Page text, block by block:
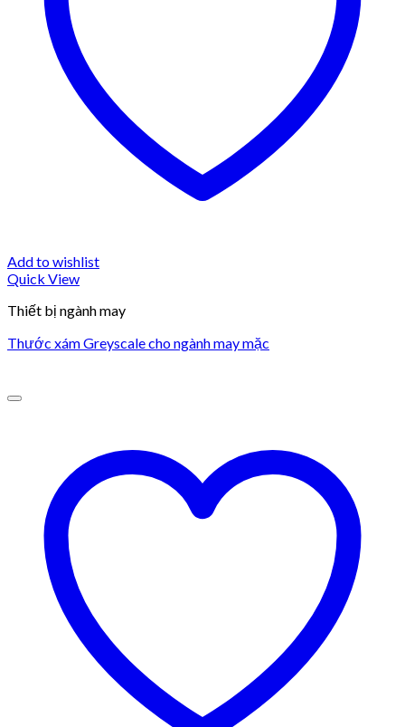
Add to wishlist
Quick View
Thiết bị ngành may
Thước xám Greyscale cho ngành may mặc